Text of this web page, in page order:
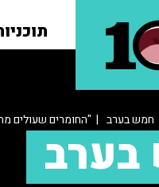
חמש בערב | "החומרים שעולים